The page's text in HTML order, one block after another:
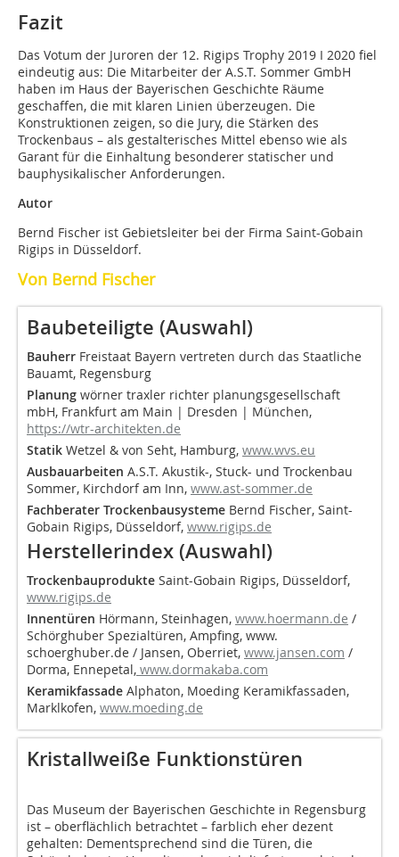
Fazit
Das Votum der Juroren der 12. Rigips Trophy 2019 I 2020 fiel
eindeutig aus: Die Mitarbeiter der A.S.T. Sommer GmbH
haben im Haus der Bayerischen Geschichte Räume
geschaffen, die mit klaren Linien überzeugen. Die
Konstruktionen zeigen, so die Jury, die Stärken des
Trockenbaus – als gestalterisches Mittel ebenso wie als
Garant für die Einhaltung besonderer statischer und
bauphysikalischer Anforderungen.
Autor
Bernd Fischer ist Gebietsleiter bei der Firma Saint-Gobain
Rigips in Düsseldorf.
Von Bernd Fischer
Baubeteiligte (Auswahl)
Bauherr Freistaat Bayern vertreten durch das Staatliche
Bauamt, Regensburg
Planung wörner traxler richter planungsgesellschaft
mbH, Frankfurt am Main | Dresden | München,
https://wtr-architekten.de
Statik Wetzel & von Seht, Hamburg, www.wvs.eu
Ausbauarbeiten A.S.T. Akustik-, Stuck- und Trocken­bau
Sommer, Kirchdorf am Inn, www.ast-sommer.de
Fachberater Trockenbausysteme Bernd Fischer, Saint-
Gobain Rigips, Düsseldorf, www.rigips.de
Herstellerindex (Auswahl)
Trockenbauprodukte Saint-Gobain Rigips, Düsseldorf,
www.rigips.de
Innentüren Hörmann, Steinhagen, www.hoermann.de /
Schörghuber Spezialtüren, Ampfing, www.
schoerghuber.de / Jansen, Oberriet, www.jansen.com /
Dorma, Ennepetal, www.dormakaba.com
Keramikfassade Alphaton, Moeding Keramikfassaden,
Marklkofen, www.moeding.de
Kristallweiße Funktionstüren
Das Museum der Bayerischen Geschichte in Regensburg
ist – oberflächlich betrachtet – farblich eher dezent
gehalten: Dementsprechend sind die Türen, die